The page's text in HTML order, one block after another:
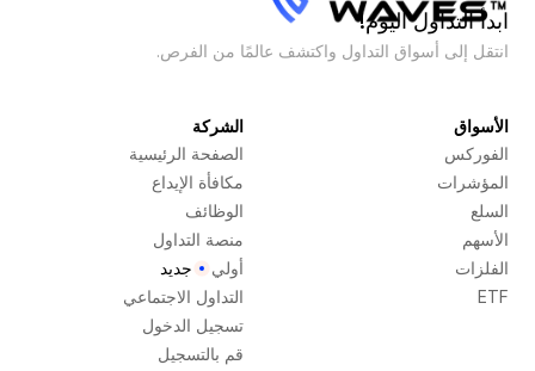
ابدأ التداول اليوم!
انتقل إلى أسواق التداول واكتشف عالمًا من الفرص.
الأسواق
الفوركس
المؤشرات
السلع
الأسهم
الفلزات
ETF
الشركة
الصفحة الرئيسية
مكافأة الإيداع
الوظائف
منصة التداول
أولي
جديد
التداول الاجتماعي
تسجيل الدخول
قم بالتسجيل